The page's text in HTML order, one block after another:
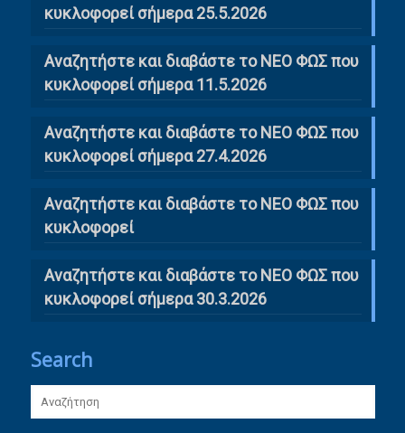
κυκλοφορεί σήμερα 25.5.2026
Αναζητήστε και διαβάστε το ΝΕΟ ΦΩΣ που
κυκλοφορεί σήμερα 11.5.2026
Αναζητήστε και διαβάστε το ΝΕΟ ΦΩΣ που
κυκλοφορεί σήμερα 27.4.2026
Αναζητήστε και διαβάστε το ΝΕΟ ΦΩΣ που
κυκλοφορεί
Αναζητήστε και διαβάστε το ΝΕΟ ΦΩΣ που
κυκλοφορεί σήμερα 30.3.2026
Search